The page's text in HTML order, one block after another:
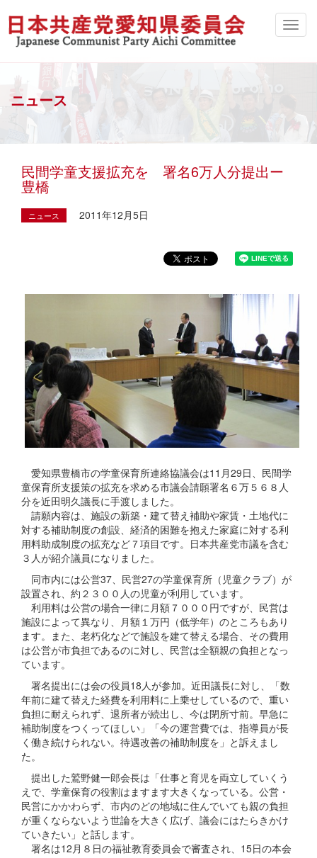
ニュース
民間学童支援拡充を 署名6万人分提出ー
豊橋
ニュース 2011年12月5日
愛知県豊橋市の学童保育所連絡協議会は11月29日、民間学
童保育所支援策の拡充を求める市議会請願署名６万５６８人
分を近田明久議長に手渡しました。
請願内容は、施設の新築・建て替え補助や家賃・土地代に
対する補助制度の創設、経済的困難を抱えた家庭に対する利
用料助成制度の拡充など７項目です。日本共産党市議を含む
３人が紹介議員になりました。
同市内には公営37、民営27の学童保育所（児童クラブ）が
設置され、約２３００人の児童が利用しています。
利用料は公営の場合一律に月額７０００円ですが、民営は
施設によって異なり、月額１万円（低学年）のところもあり
ます。また、老朽化などで施設を建て替える場合、その費用
は公営が市負担であるのに対し、民営は全額親の負担となっ
ています。
署名提出には会の役員18人が参加。近田議長に対し、「数
年前に建て替えた経費を利用料に上乗せしているので、重い
負担に耐えられず、退所者が続出し、今は閉所寸前。早急に
補助制度をつくってほしい」「今の運営費では、指導員が長
く働き続けられない。待遇改善の補助制度を」と訴えまし
た。
提出した鷲野健一郎会長は「仕事と育児を両立していくう
えで、学童保育の役割はますます大きくなっている。公営・
民営にかかわらず、市内のどの地域に住んでいても親の負担
が重くならないよう世論を大きく広げ、議会にはたらきかけ
ていきたい」と話します。
署名は12月８日の福祉教育委員会で審査され、15日の本会